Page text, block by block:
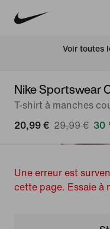
Voir toutes
Nike Sportswear
T-shirt à manches
20,99 € 29,99 € 30
Une erreur est
cette page. Essaie à